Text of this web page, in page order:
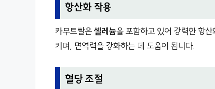
항산화 작용
카무트쌀은셀레늄을 포함하고 있어 강력한 항
키며, 면역력을 강화하는 데 도움이 됩니다.
혈당 조절